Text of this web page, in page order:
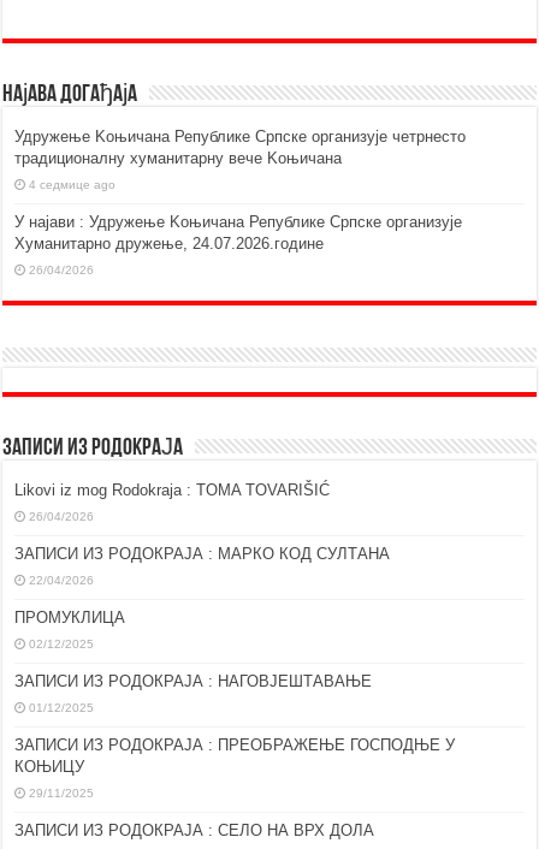
Најава догађаја
Удружење Kоњичана Републике Српске организује четрнесто
традиционалну хуманитарну вече Kоњичана
4 седмице ago
У најави : Удружење Kоњичана Републике Српске организује
Хуманитарно дружење, 24.07.2026.године
26/04/2026
ЗАПИСИ ИЗ РОДОКРАЈА
Likovi iz mog Rodokraja : TOMA TOVARIŠIĆ
26/04/2026
ЗАПИСИ ИЗ РОДОКРАЈА : МАРКО КОД СУЛТАНА
22/04/2026
ПРОМУКЛИЦА
02/12/2025
ЗАПИСИ ИЗ РОДОКРАЈА : НАГОВЈЕШТАВАЊЕ
01/12/2025
ЗАПИСИ ИЗ РОДОКРАЈА : ПРЕОБРАЖЕЊЕ ГОСПОДЊЕ У
КОЊИЦУ
29/11/2025
ЗАПИСИ ИЗ РОДОКРАЈА : СЕЛО НА ВРХ ДОЛА